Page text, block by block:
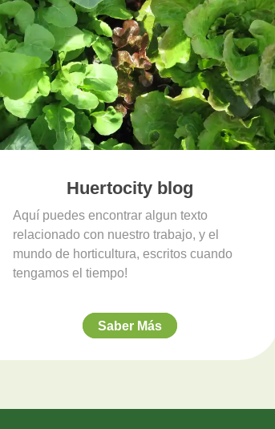
Huertocity blog
Aquí puedes encontrar algun texto
relacionado con nuestro trabajo, y el
mundo de horticultura, escritos cuando
tengamos el tiempo!
Saber Más